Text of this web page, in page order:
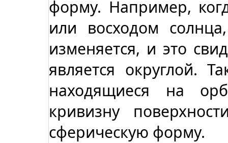
форму. Например,
или восходом
изменяется, и это
является округлой.
находящиеся на
кривизну
сферическую форму.